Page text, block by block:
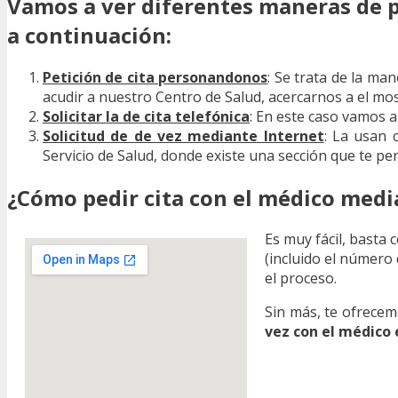
a continuación:
Petición de cita personandonos: Se trata de la
acudir a nuestro Centro de Salud, acercarnos a el
Solicitar la de cita telefónica: En este caso vamos
Solicitud de de vez mediante Internet: La usan
Servicio de Salud, donde existe una sección que te
¿Cómo pedir cita con el médico
Es muy fácil, basta
(incluido el número
el proceso.
Sin más, te
vez con el